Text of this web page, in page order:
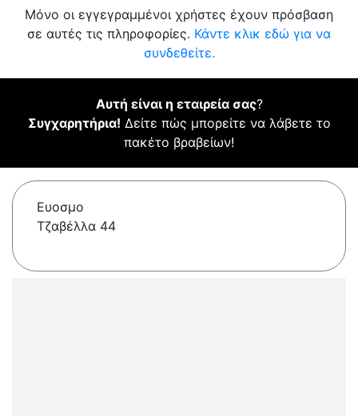
Μόνο οι εγγεγραμμένοι χρήστες έχουν πρόσβαση
σε αυτές τις πληροφορίες. Κάντε κλικ εδώ για να
συνδεθείτε.
Αυτή είναι η εταιρεία σας?
Συγχαρητήρια! Δείτε πώς μπορείτε να λάβετε το
πακέτο βραβείων!
Ευοσμο
Τζαβέλλα 44